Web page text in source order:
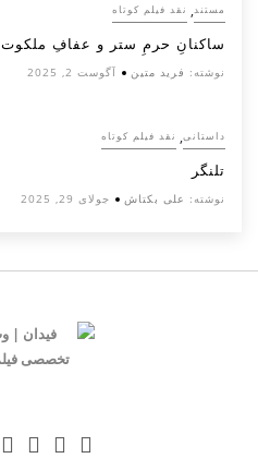
مستند, نقد فیلم کوتاه
ساکنانِ حرمِ ستر و عفافِ ملکوت
نوشته: فرید متین آگوست 2, 2025
داستانی, نقد فیلم کوتاه
تلنگر
نوشته: علی بکتاش جولای 29, 2025